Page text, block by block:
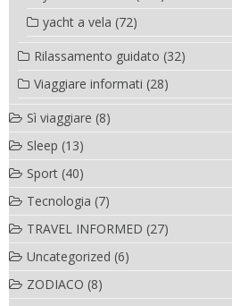
yacht a vela (72)
Rilassamento guidato (32)
Viaggiare informati (28)
Sì viaggiare (8)
Sleep (13)
Sport (40)
Tecnologia (7)
TRAVEL INFORMED (27)
Uncategorized (6)
ZODIACO (8)